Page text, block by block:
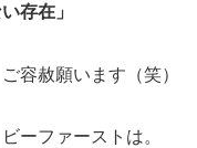
存在」
容赦願います（笑）
ーファーストは。